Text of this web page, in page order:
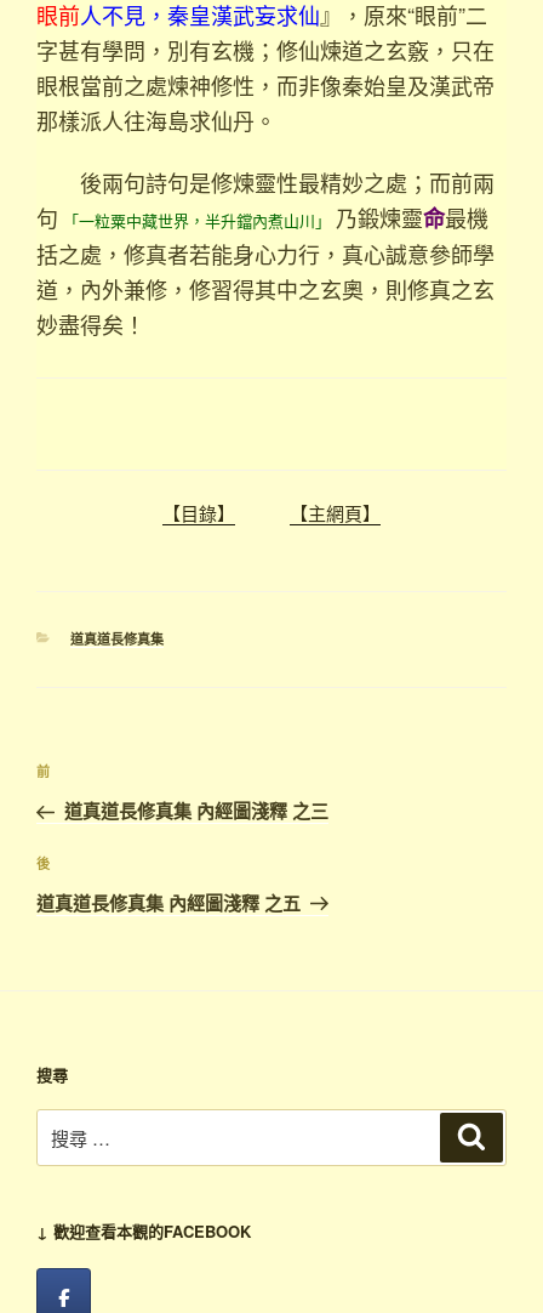
眼前人不見，秦皇漢武妄求仙』，原來“眼前”二
字甚有學問，別有玄機；修仙煉道之玄竅，只在
眼根當前之處煉神修性，而非像秦始皇及漢武帝
那樣派人往海島求仙丹。
後兩句詩句是修煉靈性最精妙之處；而前兩
句 「一粒粟中藏世界，半升鐺內煮山川」 乃鍛煉靈命最機
括之處，修真者若能身心力行，真心誠意參師學
道，內外兼修，修習得其中之玄奧，則修真之玄
妙盡得矣！
【目錄】 【主網頁】
分
道真道長修真集
文
導
覽
上
一
篇
文
章
前
道真道長修真集 內經圖淺釋 之三
下
篇
文
後
道真道長修真集 內經圖淺釋 之五
搜尋
尋：
↓ 歡迎查看本觀的FACEBOOK